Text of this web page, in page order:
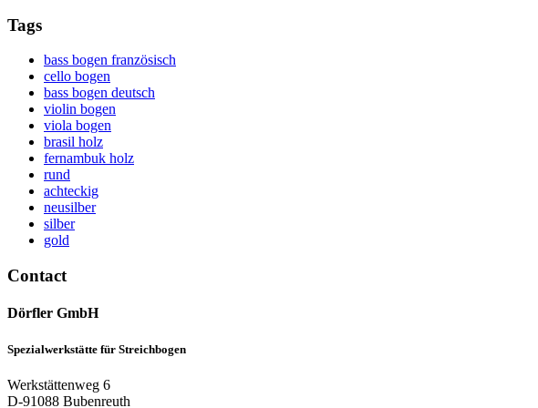
Tags
bass bogen französisch
cello bogen
bass bogen deutsch
violin bogen
viola bogen
brasil holz
fernambuk holz
rund
achteckig
neusilber
silber
gold
Contact
Dörfler GmbH
Spezialwerkstätte für Streichbogen
Werkstättenweg 6
D-91088 Bubenreuth